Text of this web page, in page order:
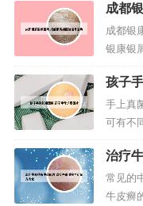
疱、脱
厚、粗
可伴局
由于用
成都
询
成都银
银康银
在爱企
2、双
高3倍
高...
孩子
手上真
可有不
痒、脱
真菌感
可能是
湿疹和
治疗
配方
常见的
牛皮癣